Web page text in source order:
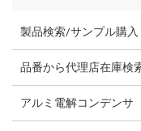
製品検索/サンプル購入
品番から代理店在庫検
アルミ電解コンデンサ